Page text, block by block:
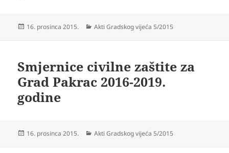
Objavljeno
16. prosinca 2015. Kategorije
Akti Gradskog vijeća 5/2015
Smjernice civilne zaštite za
Grad Pakrac 2016-2019.
godine
Objavljeno
16. prosinca 2015. Kategorije
Akti Gradskog vijeća 5/2015